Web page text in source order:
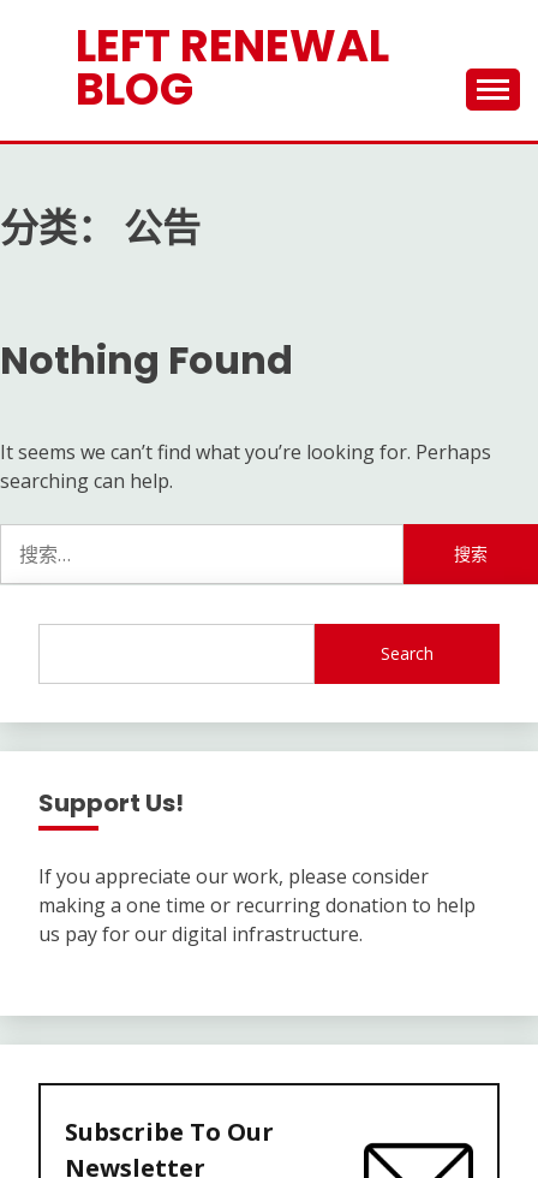
LEFT RENEWAL
BLOG
分类： 公告
Nothing Found
It seems we can’t find what you’re looking for. Perhaps
searching can help.
索：
Search
Support Us!
If you appreciate our work, please consider
making a one time or recurring donation to help
us pay for our digital infrastructure.
Subscribe To Our
Newsletter